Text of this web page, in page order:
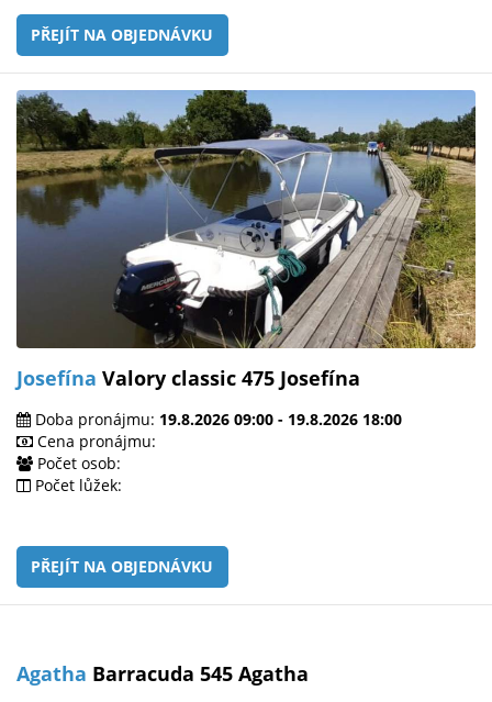
PŘEJÍT NA OBJEDNÁVKU
Josefína Valory classic 475 Josefína
Doba pronájmu: 19.8.2026 09:00 - 19.8.2026 18:00
Cena pronájmu:
Počet osob:
Počet lůžek:
PŘEJÍT NA OBJEDNÁVKU
Agatha Barracuda 545 Agatha